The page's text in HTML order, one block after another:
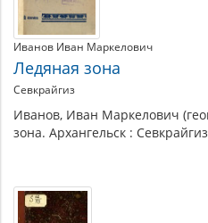
Иванов Иван Маркелович
Ледяная зона
Севкрайгиз
Иванов, Иван Маркелович
зона. Архангельск :